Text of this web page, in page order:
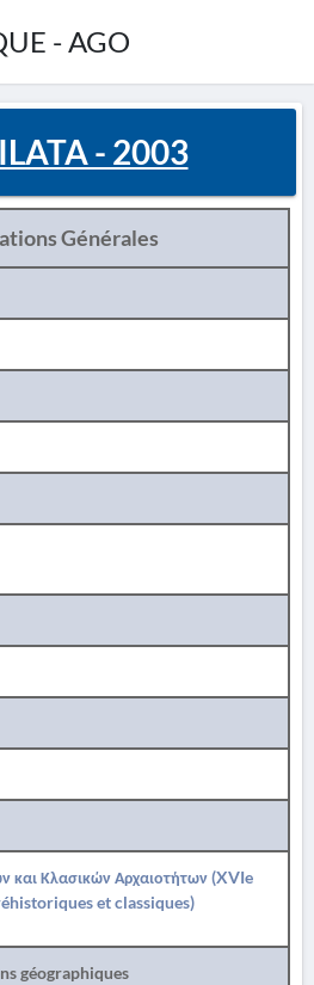
- AGO
- 2003
Générales
και Κλασικών Αρχαιοτήτων (XVIe
et classiques)
géographiques